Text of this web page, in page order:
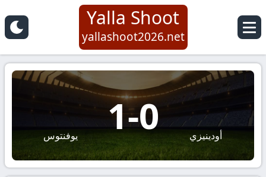
Yalla Shoot
yallashoot2026.net
أودينيزي 0
-
1 يوفنتوس